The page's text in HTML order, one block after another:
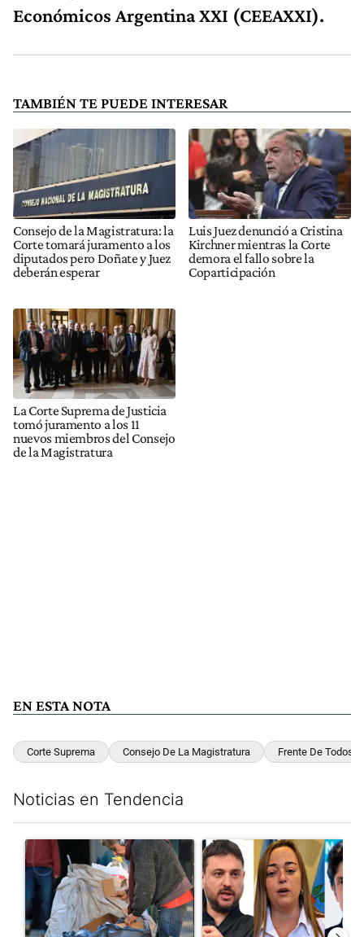
Económicos Argentina XXI (CEEAXXI).
TAMBIÉN TE PUEDE INTERESAR
Consejo de la Magistratura: la
Corte tomará juramento a los
diputados pero Doñate y Juez
deberán esperar
Luis Juez denunció a Cristina
Kirchner mientras la Corte
demora el fallo sobre la
Coparticipación
La Corte Suprema de Justicia
tomó juramento a los 11
nuevos miembros del Consejo
de la Magistratura
EN ESTA NOTA
Corte Suprema Consejo De La Magistratura Frente De Todos
Noticias en Tendencia
Un artículo de tendencia con el título "Para el Gobierno, la
Un artículo de tendencia con